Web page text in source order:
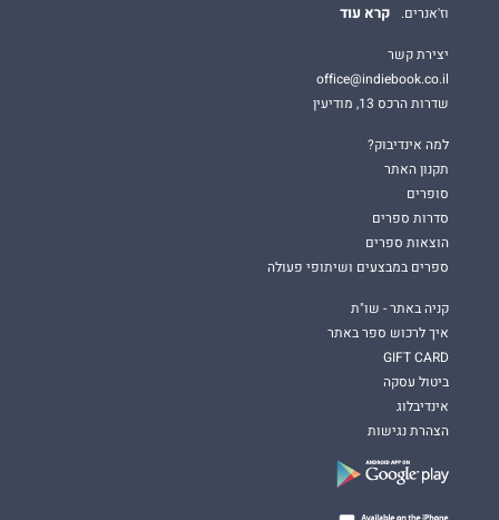
וז'אנרים.
קרא עוד
יצירת קשר
office@indiebook.co.il
שדרות הרכס 13, מודיעין
למה אינדיבוק?
תקנון האתר
סופרים
סדרות ספרים
הוצאות ספרים
ספרים במבצעים ושיתופי פעולה
קניה באתר - שו"ת
איך לרכוש ספר באתר
GIFT CARD
ביטול עסקה
אינדיבלוג
הצהרת נגישות